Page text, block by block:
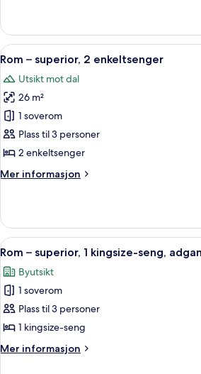
seng
–
superior,
1
seng
Åpne
alle
bildene
av
Rom
–
superior,
enkeltsenger
Rom –
5
Rom – superior, 2 enkeltsenger
Utsikt mot dal
26 m²
1 soverom
Plass til 3 personer
2 enkeltsenger
Mer informasjon
Mer
–
superior,
2
enkeltsenger
Åpne
alle
bildene
av
Rom
–
superior,
1
Rom –
7
Rom – superior, 1 kingsize-seng,
Byutsikt
1 soverom
Plass til 3 personer
1 kingsize-seng
Mer informasjon
Mer